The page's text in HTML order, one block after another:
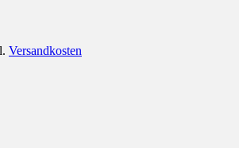
Versandkosten